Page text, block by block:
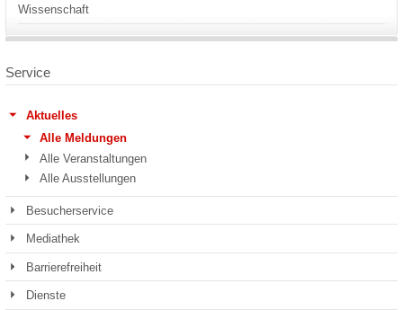
Wissenschaft
Service
Aktuelles
Alle Meldungen
Alle Veranstaltungen
Alle Ausstellungen
Besucherservice
Mediathek
Barrierefreiheit
Dienste